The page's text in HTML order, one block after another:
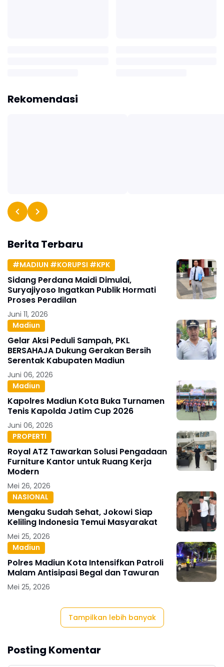
Rekomendasi
Berita Terbaru
#MADIUN #KORUPSI #KPK
Sidang Perdana Maidi Dimulai,
Suryajiyoso Ingatkan Publik Hormati
Proses Peradilan
Juni 11, 2026
Madiun
Gelar Aksi Peduli Sampah, PKL
BERSAHAJA Dukung Gerakan Bersih
Serentak Kabupaten Madiun
Juni 06, 2026
Madiun
Kapolres Madiun Kota Buka Turnamen
Tenis Kapolda Jatim Cup 2026
Juni 06, 2026
PROPERTI
Royal ATZ Tawarkan Solusi Pengadaan
Furniture Kantor untuk Ruang Kerja
Modern
Mei 26, 2026
NASIONAL
Mengaku Sudah Sehat, Jokowi Siap
Keliling Indonesia Temui Masyarakat
Mei 25, 2026
Madiun
Polres Madiun Kota Intensifkan Patroli
Malam Antisipasi Begal dan Tawuran
Mei 25, 2026
Tampilkan lebih banyak
Posting Komentar